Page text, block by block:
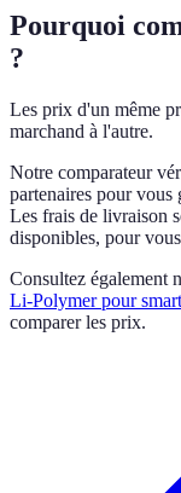
Pourquoi
?
Les prix d'un même
marchand à l'autre.
Notre comparateur
partenaires pour
Les frais de livraison
disponibles, pour
Consultez également
Li-Polymer pour
comparer les prix.